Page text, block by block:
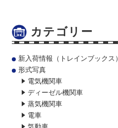
カテゴリー
新入荷情報（トレインブックス）
形式写真
電気機関車
ディーゼル機関車
蒸気機関車
電車